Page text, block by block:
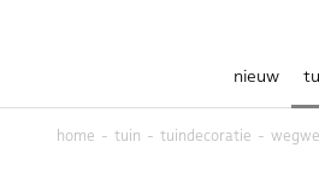
nieuw
home tuin tuindecoratie